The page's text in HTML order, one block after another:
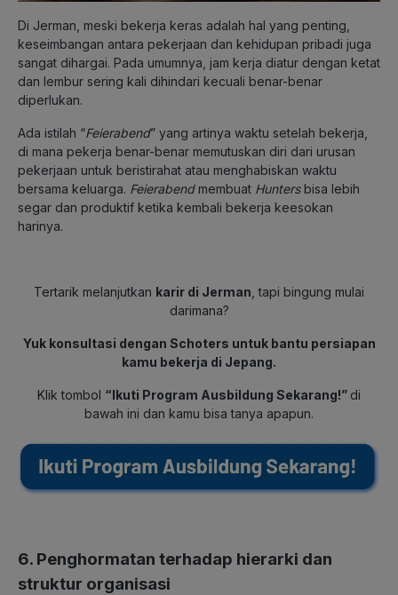
Di Jerman, meski bekerja keras adalah hal yang penting,
keseimbangan antara pekerjaan dan kehidupan pribadi juga
sangat dihargai. Pada umumnya, jam kerja diatur dengan ketat
dan lembur sering kali dihindari kecuali benar-benar
diperlukan.
Ada istilah “Feierabend” yang artinya waktu setelah bekerja,
di mana pekerja benar-benar memutuskan diri dari urusan
pekerjaan untuk beristirahat atau menghabiskan waktu
bersama keluarga. Feierabend membuat Huntersbisa lebih
segar dan produktif ketika kembali bekerja keesokan
harinya.
Tertarik melanjutkan karir di Jerman , tapi bingung mulai
darimana?
Yuk konsultasi dengan Schoters untuk bantu persiapan
kamu bekerja di Jepang.
Klik tombol “Ikuti Program Ausbildung Sekarang!” di
bawah ini dan kamu bisa tanya apapun.
6. Penghormatan terhadap hierarki dan
struktur organisasi